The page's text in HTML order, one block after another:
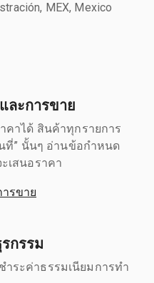
MEX, Mexico
ละการขาย
คาได้ สินค้าทุกรายการ
ที่” นั้นๆ อ่านข้อกำหนด
เสนอราคา
รขาย
กรรม
ำระค่าธรรมเนียมการทำ